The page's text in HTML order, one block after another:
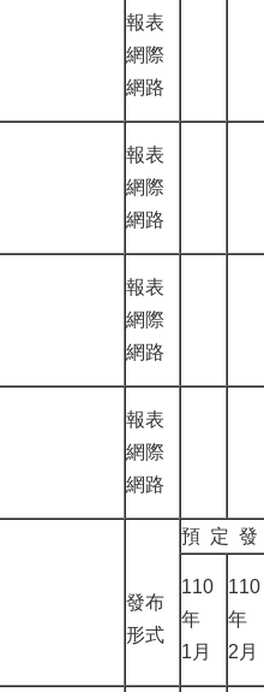
報表
網際
網路
報表
網際
網路
報表
網際
網路
報表
網際
網路
發布
形式
預 定 發
110
年
1月
110
年
2月